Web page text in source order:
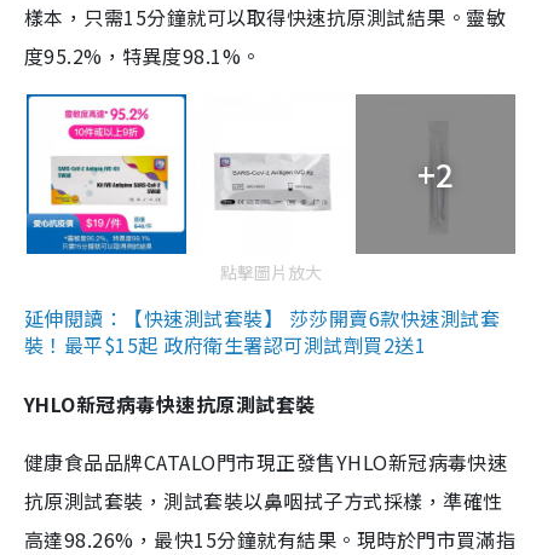
樣本，只需15分鐘就可以取得快速抗原測試結果。靈敏
度95.2%，特異度98.1%。
+2
點擊圖片放大
延伸閱讀：【快速測試套裝】 莎莎開賣6款快速測試套
裝！最平$15起 政府衛生署認可測試劑買2送1
YHLO新冠病毒快速抗原測試套裝
健康食品品牌CATALO門市現正發售YHLO新冠病毒快速
抗原測試套裝，測試套裝以鼻咽拭子方式採樣，準確性
高達98.26%，最快15分鐘就有結果。現時於門市買滿指